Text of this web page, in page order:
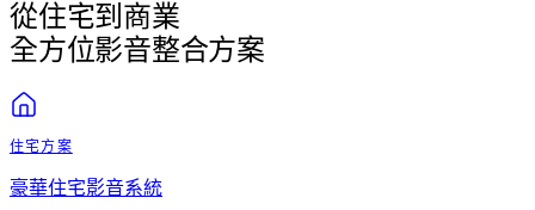
從住宅到商業
全方位影音整合方案
住宅方案
豪華住宅影音系統